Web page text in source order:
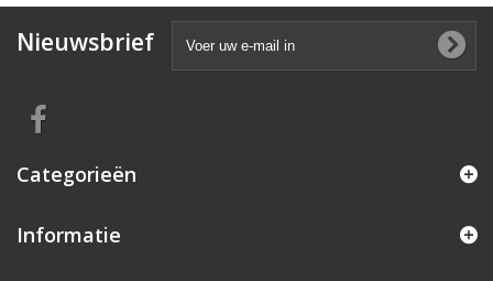
Nieuwsbrief
Categorieën
Informatie